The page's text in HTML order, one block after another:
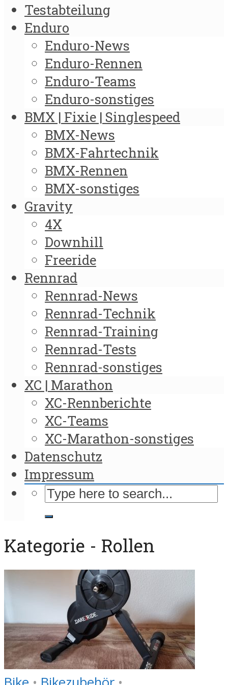
Testabteilung
Enduro
Enduro-News
Enduro-Rennen
Enduro-Teams
Enduro-sonstiges
BMX | Fixie | Singlespeed
BMX-News
BMX-Fahrtechnik
BMX-Rennen
BMX-sonstiges
Gravity
4X
Downhill
Freeride
Rennrad
Rennrad-News
Rennrad-Technik
Rennrad-Training
Rennrad-Tests
Rennrad-sonstiges
XC | Marathon
XC-Rennberichte
XC-Teams
XC-Marathon-sonstiges
Datenschutz
Impressum
Kategorie - Rollen